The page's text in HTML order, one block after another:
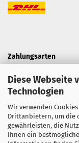
Diese Webseite
Technologien
Wir verwenden
Drittanbietern, um die
gewährleisten, die
Ihnen ein
Zahlungsarten
Kaufe bei uns sicher
Zahlungsarten.